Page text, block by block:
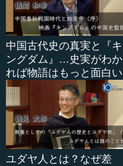
中国古代史の真実と『キ
ングダム』…史実がわか
れば物語はもっと面白い
ユダヤ人とは？なぜ差